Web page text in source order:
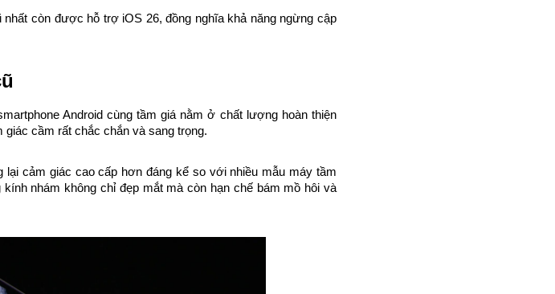
còn được hỗ trợ iOS 26, đồng nghĩa khả năng ngừng cập
Android cùng tầm giá nằm ở chất lượng hoàn thiện
cầm rất chắc chắn và sang trọng.
lại cảm giác cao cấp hơn đáng kể so với nhiều mẫu máy tầm
nhám không chỉ đẹp mắt mà còn hạn chế bám mồ hôi và